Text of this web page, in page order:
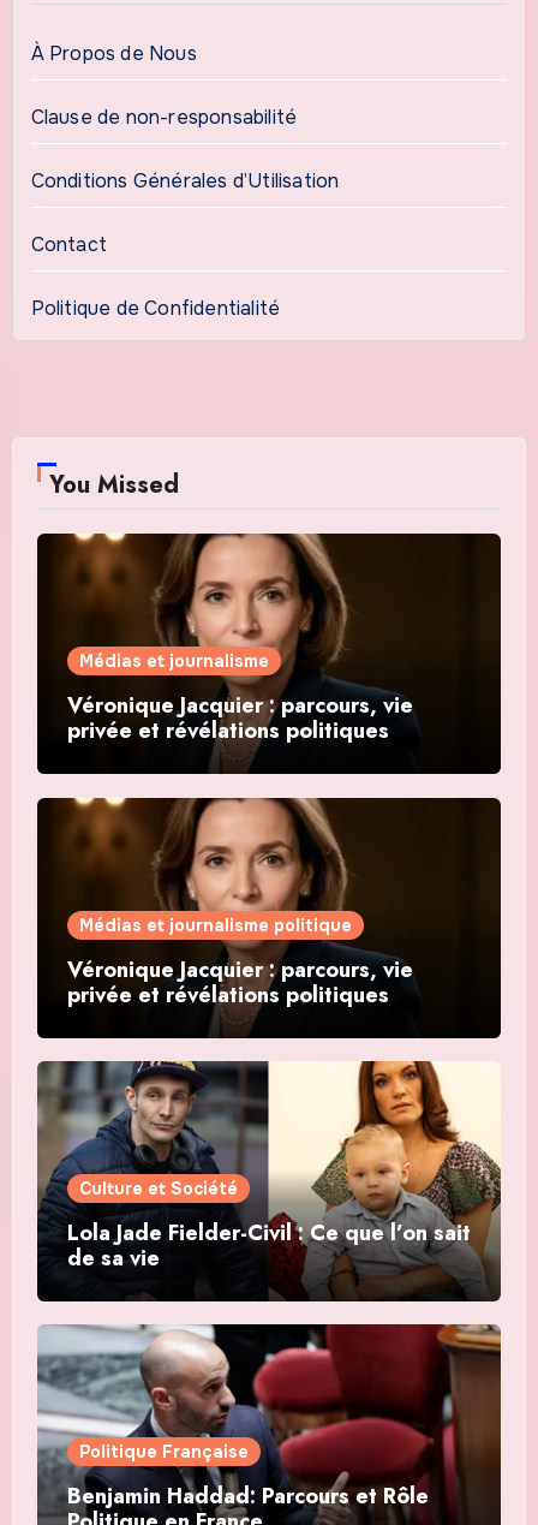
À Propos de Nous
Clause de non-responsabilité
Conditions Générales d’Utilisation
Contact
Politique de Confidentialité
You Missed
Médias et journalisme
Véronique Jacquier : parcours, vie
privée et révélations politiques
Médias et journalisme politique
Véronique Jacquier : parcours, vie
privée et révélations politiques
Culture et Société
Lola Jade Fielder-Civil : Ce que l’on sait
de sa vie
Politique Française
Benjamin Haddad: Parcours et Rôle